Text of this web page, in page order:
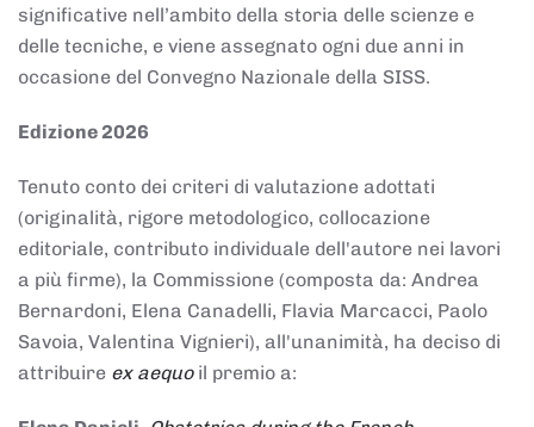
significative nell’ambito della storia delle scienze e
delle tecniche, e viene assegnato ogni due anni in
occasione del Convegno Nazionale della SISS.
Edizione 2026
Tenuto conto dei criteri di valutazione adottati
(originalità, rigore metodologico, collocazione
editoriale, contributo individuale dell'autore nei lavori
a più firme), la Commissione (composta da: Andrea
Bernardoni, Elena Canadelli, Flavia Marcacci, Paolo
Savoia, Valentina Vignieri), all'unanimità, ha deciso di
attribuire ex aequoil premio a: